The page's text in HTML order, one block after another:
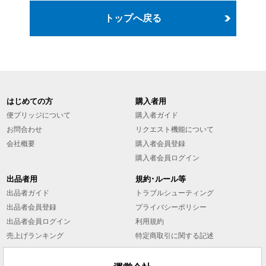
トップへ戻る
はじめての方
便ブリッジについて
お問合わせ
会社概要
購入者用
購入者ガイド
リクエスト機能について
購入者会員登録
購入者会員ログイン
出品者用
出品者ガイド
出品者会員登録
出品者会員ログイン
売上げランキング
規約･ルール等
トラブルシューティング
プライバシーポリシー
利用規約
特定商取引に関する記述